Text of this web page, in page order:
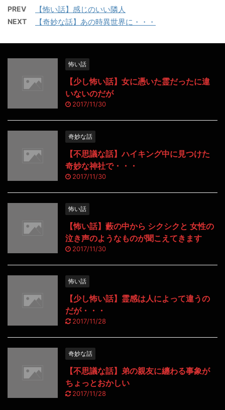
PREV 【怖い話】感じのいい隣人
NEXT 【奇妙な話】あの時異世界に・・・
怖い話
【少し怖い話】女に憑いた霊だったに違
いないのだが
2017/11/30
奇妙な話
【不思議な話】ハイキング中に見つけた
奇妙な神社で・・・
2017/11/30
怖い話
【怖い話】藪の中から シクシクと 女性の
泣き声のようなものが聞こえてきます
2017/11/30
怖い話
【少し怖い話】霊感は人によって違うの
だが・・・
2017/11/28
奇妙な話
【不思議な話】弟の親友に纏わる事象が
ちょっとおかしい
2017/11/28